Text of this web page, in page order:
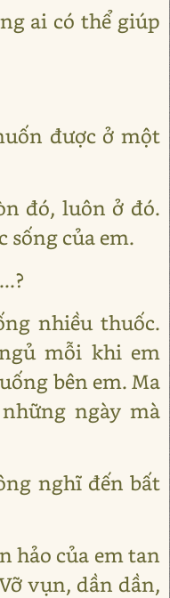
ai có thể giúp
được ở một
đó, luôn ở đó.
sống của em.
nhiều thuốc.
mỗi khi em
bên em. Ma
ngày mà
nghĩ đến bất
hảo của em tan
vụn, dần dần,